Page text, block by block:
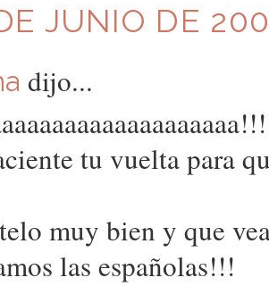
JUNIO DE
dijo...
tu vuelta para
muy bien y que
las españolas!!!